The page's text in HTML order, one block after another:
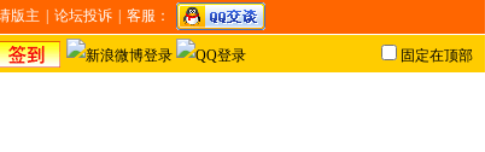
版主 论坛投诉 客服：
固定在顶部